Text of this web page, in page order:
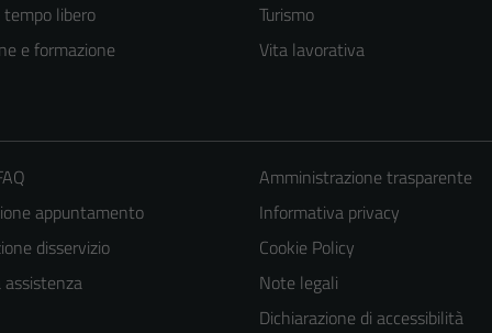
libero
e formazione
Turismo
Vita lavorativa
appuntamento
disservizio
assistenza
Amministrazione trasparente
Informativa privacy
Cookie Policy
Note legali
Dichiarazione di accessibilità